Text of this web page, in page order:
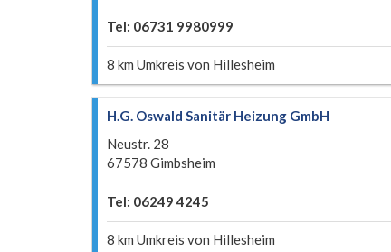
Tel: 06731 9980999
8 km Umkreis von Hillesheim
H.G. Oswald Sanitär Heizung GmbH
Neustr. 28
67578 Gimbsheim
Tel: 06249 4245
8 km Umkreis von Hillesheim